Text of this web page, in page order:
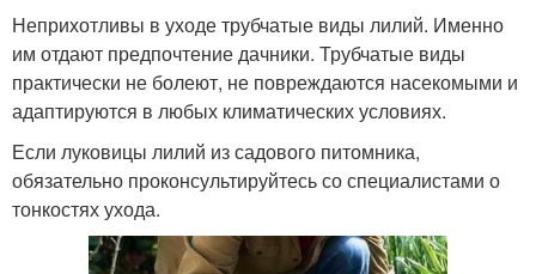
Неприхотливы в уходе трубчатые виды лилий. Именно
им отдают предпочтение дачники. Трубчатые виды
практически не болеют, не повреждаются насекомыми и
адаптируются в любых климатических условиях.
Если луковицы лилий из садового питомника,
обязательно проконсультируйтесь со специалистами о
тонкостях ухода.